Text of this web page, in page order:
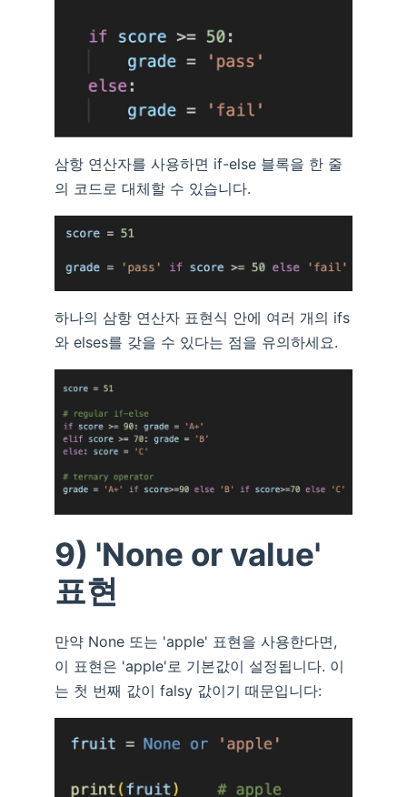
삼항 연산자를 사용하면 if-else 블록을 한 줄
의 코드로 대체할 수 있습니다.
하나의 삼항 연산자 표현식 안에 여러 개의 ifs
와 elses를 갖을 수 있다는 점을 유의하세요.
9) 'None or value'
표현
만약 None 또는 'apple' 표현을 사용한다면,
이 표현은 'apple'로 기본값이 설정됩니다. 이
는 첫 번째 값이 falsy 값이기 때문입니다: